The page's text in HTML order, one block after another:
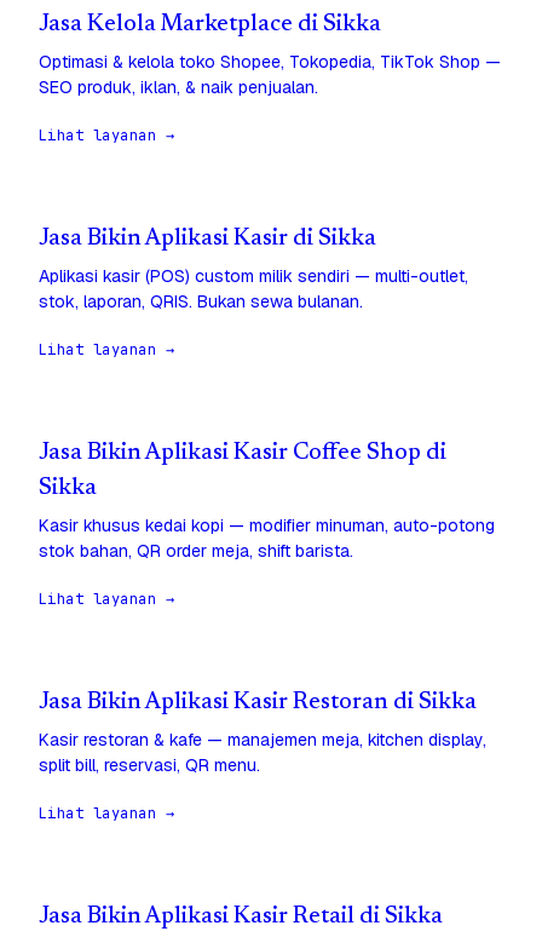
Jasa Kelola Marketplace di Sikka
Optimasi & kelola toko Shopee, Tokopedia, TikTok Shop —
SEO produk, iklan, & naik penjualan.
Lihat layanan →
Jasa Bikin Aplikasi Kasir di Sikka
Aplikasi kasir (POS) custom milik sendiri — multi-outlet,
stok, laporan, QRIS. Bukan sewa bulanan.
Lihat layanan →
Jasa Bikin Aplikasi Kasir Coffee Shop di
Sikka
Kasir khusus kedai kopi — modifier minuman, auto-potong
stok bahan, QR order meja, shift barista.
Lihat layanan →
Jasa Bikin Aplikasi Kasir Restoran di Sikka
Kasir restoran & kafe — manajemen meja, kitchen display,
split bill, reservasi, QR menu.
Lihat layanan →
Jasa Bikin Aplikasi Kasir Retail di Sikka